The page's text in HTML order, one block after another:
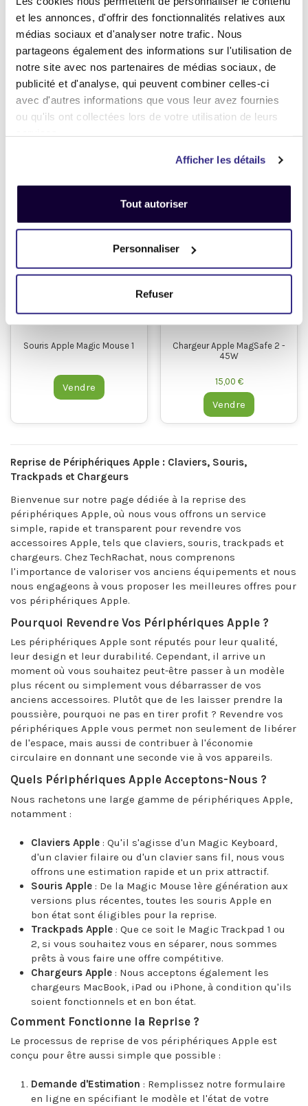
et les annonces, d'offrir des fonctionnalités relatives aux
médias sociaux et d'analyser notre trafic. Nous
partageons également des informations sur l'utilisation de
notre site avec nos partenaires de médias sociaux, de
publicité et d'analyse, qui peuvent combiner celles-ci
avec d'autres informations que vous leur avez fournies
ou qu'ils ont collectées lors de votre utilisation de leurs
Afficher les détails
Tout autoriser
Personnaliser
Refuser
Chargeur Apple MagSafe 2 -
85W
20,00 €
Vendre
Chargeur Apple MagSafe 2 -
60W
20,00 €
Vendre
Souris Apple Magic Mouse 1
Vendre
Chargeur Apple MagSafe 2 -
45W
15,00 €
Vendre
Reprise de Périphériques Apple : Claviers, Souris,
Trackpads et Chargeurs
Bienvenue sur notre page dédiée à la reprise des
périphériques Apple, où nous vous offrons un service
simple, rapide et transparent pour revendre vos
accessoires Apple, tels que claviers, souris, trackpads et
chargeurs. Chez TechRachat, nous comprenons
l'importance de valoriser vos anciens équipements et nous
nous engageons à vous proposer les meilleures offres pour
vos périphériques Apple.
Pourquoi Revendre Vos Périphériques Apple ?
Les périphériques Apple sont réputés pour leur qualité,
leur design et leur durabilité. Cependant, il arrive un
moment où vous souhaitez peut-être passer à un modèle
plus récent ou simplement vous débarrasser de vos
anciens accessoires. Plutôt que de les laisser prendre la
poussière, pourquoi ne pas en tirer profit ? Revendre vos
périphériques Apple vous permet non seulement de libérer
de l'espace, mais aussi de contribuer à l'économie
circulaire en donnant une seconde vie à vos appareils.
Quels Périphériques Apple Acceptons-Nous ?
Nous rachetons une large gamme de périphériques Apple,
notamment :
Claviers Apple : Qu'il s'agisse d'un Magic Keyboard,
d'un clavier filaire ou d'un clavier sans fil, nous vous
offrons une estimation rapide et un prix attractif.
Souris Apple : De la Magic Mouse 1ère génération aux
versions plus récentes, toutes les souris Apple en
bon état sont éligibles pour la reprise.
Trackpads Apple : Que ce soit le Magic Trackpad 1 ou
2, si vous souhaitez vous en séparer, nous sommes
prêts à vous faire une offre compétitive.
Chargeurs Apple : Nous acceptons également les
chargeurs MacBook, iPad ou iPhone, à condition qu'ils
soient fonctionnels et en bon état.
Comment Fonctionne la Reprise ?
Le processus de reprise de vos périphériques Apple est
conçu pour être aussi simple que possible :
Demande d'Estimation : Remplissez notre formulaire
en ligne en spécifiant le modèle et l'état de votre